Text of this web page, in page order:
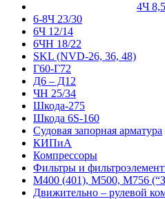
4Ч
6-8Ч 23/30
6Ч 12/14
6ЧН 18/22
SKL (NVD-26, 36, 48)
Г60-Г72
Д6 – Д12
ЧН 25/34
Шкода-275
Шкода 6S-160
Судовая запорная арматура
КИПиА
Компрессоры
Фильтры и
М400 (401), М500, М756
Движительно – рулевой